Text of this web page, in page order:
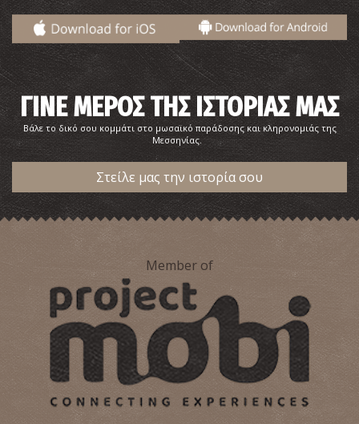
Ο τάφος του Γρύπα Πολεμιστή
Καταρράκτης Καλάμαρη
ΚΑΤΑΡΡΑΚΤΕΣ ~6.7Km
ΓΙΝΕ ΜΕΡΟΣ ΤΗΣ ΙΣΤΟΡΙΑΣ ΜΑΣ
Βάλε το δικό σου κομμάτι στο μωσαϊκό παράδοσης και κληρονομιάς της
Μεσσηνίας.
Στείλε μας την ιστορία σου
Member of